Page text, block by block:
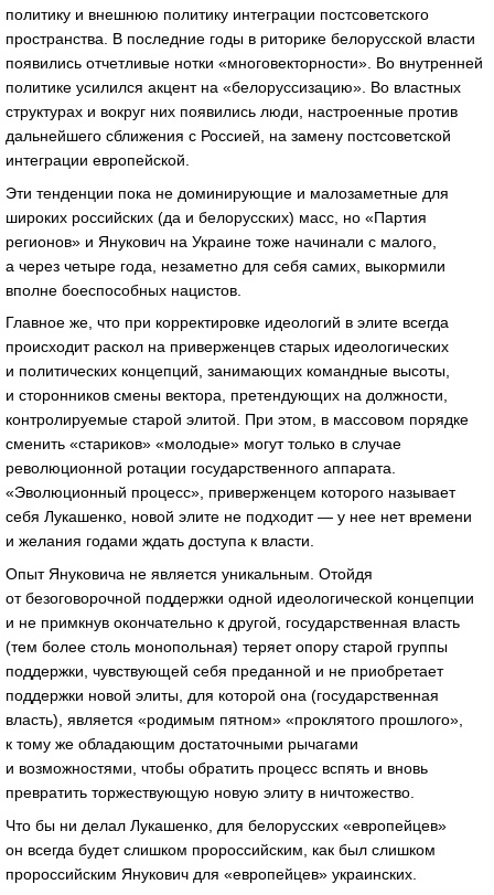
политику и внешнюю политику интеграции постсоветского
пространства. В последние годы в риторике белорусской власти
появились отчетливые нотки «многовекторности». Во внутренней
политике усилился акцент на «белоруссизацию». Во властных
структурах и вокруг них появились люди, настроенные против
дальнейшего сближения с Россией, на замену постсоветской
интеграции европейской.
Эти тенденции пока не доминирующие и малозаметные для
широких российских (да и белорусских) масс, но «Партия
регионов» и Янукович на Украине тоже начинали с малого,
а через четыре года, незаметно для себя самих, выкормили
вполне боеспособных нацистов.
Главное же, что при корректировке идеологий в элите всегда
происходит раскол на приверженцев старых идеологических
и политических концепций, занимающих командные высоты,
и сторонников смены вектора, претендующих на должности,
контролируемые старой элитой. При этом, в массовом порядке
сменить «стариков» «молодые» могут только в случае
революционной ротации государственного аппарата.
«Эволюционный процесс», приверженцем которого называет
себя Лукашенко, новой элите не подходит — у нее нет времени
и желания годами ждать доступа к власти.
Опыт Януковича не является уникальным. Отойдя
от безоговорочной поддержки одной идеологической концепции
и не примкнув окончательно к другой, государственная власть
(тем более столь монопольная) теряет опору старой группы
поддержки, чувствующей себя преданной и не приобретает
поддержки новой элиты, для которой она (государственная
власть), является «родимым пятном» «проклятого прошлого»,
к тому же обладающим достаточными рычагами
и возможностями, чтобы обратить процесс вспять и вновь
превратить торжествующую новую элиту в ничтожество.
Что бы ни делал Лукашенко, для белорусских «европейцев»
он всегда будет слишком пророссийским, как был слишком
пророссийским Янукович для «европейцев» украинских.